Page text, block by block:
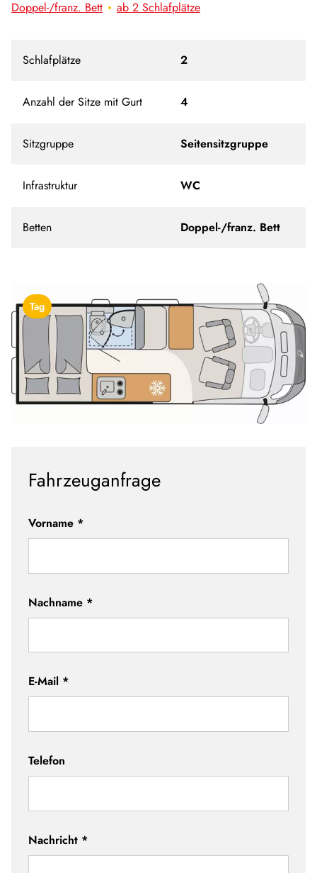
Doppel-/franz. Bett ab 2 Schlafplätze
Schlafplätze 2
Anzahl der Sitze mit Gurt 4
Sitzgruppe Seitensitzgruppe
Infrastruktur WC
Betten Doppel-/franz. Bett
Tag
Fahrzeuganfrage
Vorname *
Nachname *
E-Mail *
Telefon
Nachricht *